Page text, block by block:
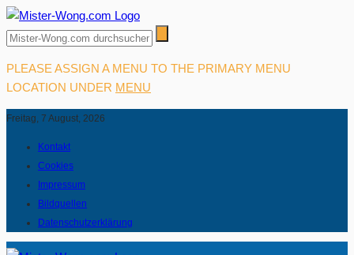
PLEASE ASSIGN A MENU TO THE PRIMARY MENU
LOCATION UNDER MENU
Freitag, 7 August, 2026
Kontakt
Cookies
Impressum
Bildquellen
Datenschutzerklärung